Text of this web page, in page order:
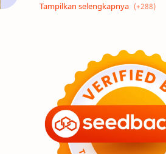
Alam semesta Galaksi
Tata Surya
Hype Astronot
Asteroid Observasi
Premium Komet